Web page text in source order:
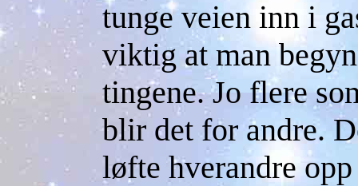
tunge veien inn i
viktig at man
tingene. Jo flere
blir det for andre.
løfte hverandre